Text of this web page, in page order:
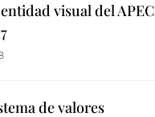
visual del APEC
de valores